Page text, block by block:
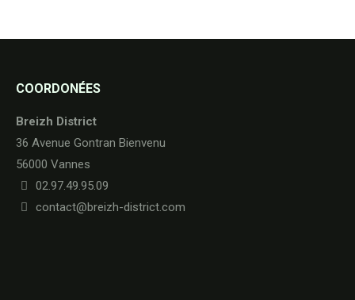
COORDONÉES
Breizh District
36 Avenue Gontran Bienvenu
56000 Vannes
02.97.49.95.09
contact@breizh-district.com